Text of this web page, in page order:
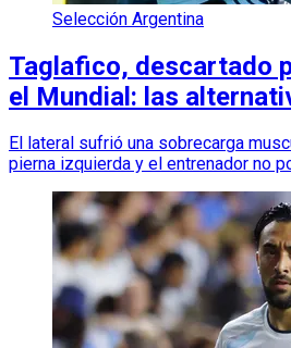
Selección Argentina
Taglafico, descartado
el Mundial: las
El lateral sufrió una sobrecarga
pierna izquierda y el entrenador no